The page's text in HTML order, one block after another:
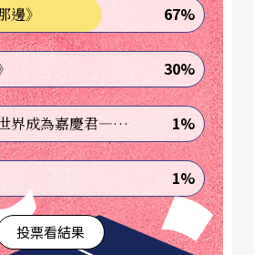
比有趣的造型和道具，增添舞
燈光的明滅變化下，這一段開
片，劇情讓觀衆經由視覺暫留
〉與〈瞳洞〉則是兩段節奏快
蹈。舞者在粉筆虛構的房子裡
上身分編號，在抽象且急促的
微弱的呼吸，看似一段段的停
提供觀衆思考的人生虛實。畫
邊》 67%
30%
《轉生到異世界成為嘉慶君—發現我的祖先是詐騙集團!?》 1%
1%
投票看結果